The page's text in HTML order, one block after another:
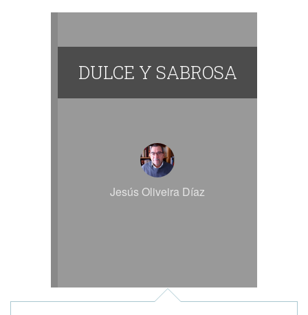
DULCE Y SABROSA
Jesús Oliveira Díaz